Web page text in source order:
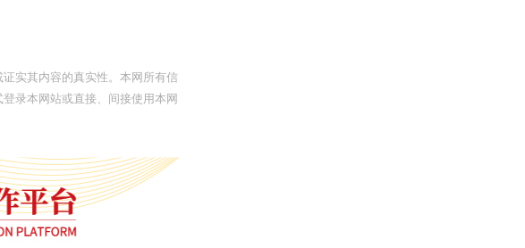
实其内容的真实性。本网所有信
录本网站或直接、间接使用本网